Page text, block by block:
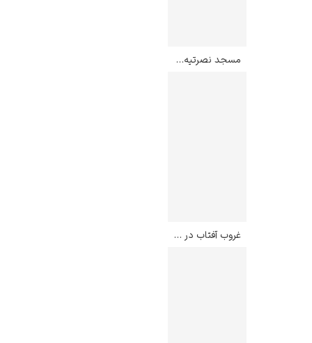
مسجد نصرتیه استانبول – ایوان آیوازوفسکی
غروب آفتاب در ارانی – کامی پیسارو